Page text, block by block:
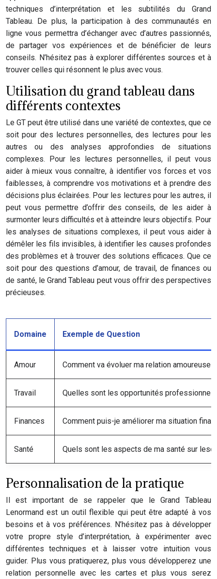
techniques d’interprétation et les subtilités du Grand
Tableau. De plus, la participation à des communautés en
ligne vous permettra d’échanger avec d’autres passionnés,
de partager vos expériences et de bénéficier de leurs
conseils. N’hésitez pas à explorer différentes sources et à
trouver celles qui résonnent le plus avec vous.
Utilisation du grand tableau dans
différents contextes
Le GT peut être utilisé dans une variété de contextes, que ce
soit pour des lectures personnelles, des lectures pour les
autres ou des analyses approfondies de situations
complexes. Pour les lectures personnelles, il peut vous
aider à mieux vous connaître, à identifier vos forces et vos
faiblesses, à comprendre vos motivations et à prendre des
décisions plus éclairées. Pour les lectures pour les autres, il
peut vous permettre d’offrir des conseils, de les aider à
surmonter leurs difficultés et à atteindre leurs objectifs. Pour
les analyses de situations complexes, il peut vous aider à
démêler les fils invisibles, à identifier les causes profondes
des problèmes et à trouver des solutions efficaces. Que ce
soit pour des questions d’amour, de travail, de finances ou
de santé, le Grand Tableau peut vous offrir des perspectives
précieuses.
Domaine Exemple de Question
Amour Comment va évoluer ma relation amoureuse
Travail Quelles sont les opportunités
Finances Comment puis-je améliorer ma situation
Santé Quels sont les aspects de ma santé sur
Personnalisation de la pratique
Il est important de se rappeler que le Grand Tableau
Lenormand est un outil flexible qui peut être adapté à vos
besoins et à vos préférences. N’hésitez pas à développer
votre propre style d’interprétation, à expérimenter avec
différentes techniques et à laisser votre intuition vous
guider. Plus vous pratiquerez, plus vous développerez une
relation personnelle avec les cartes et plus vous serez